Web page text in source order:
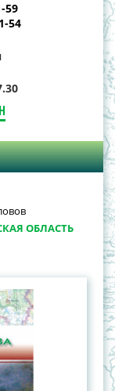
59
54
ОБЛАСТЬ